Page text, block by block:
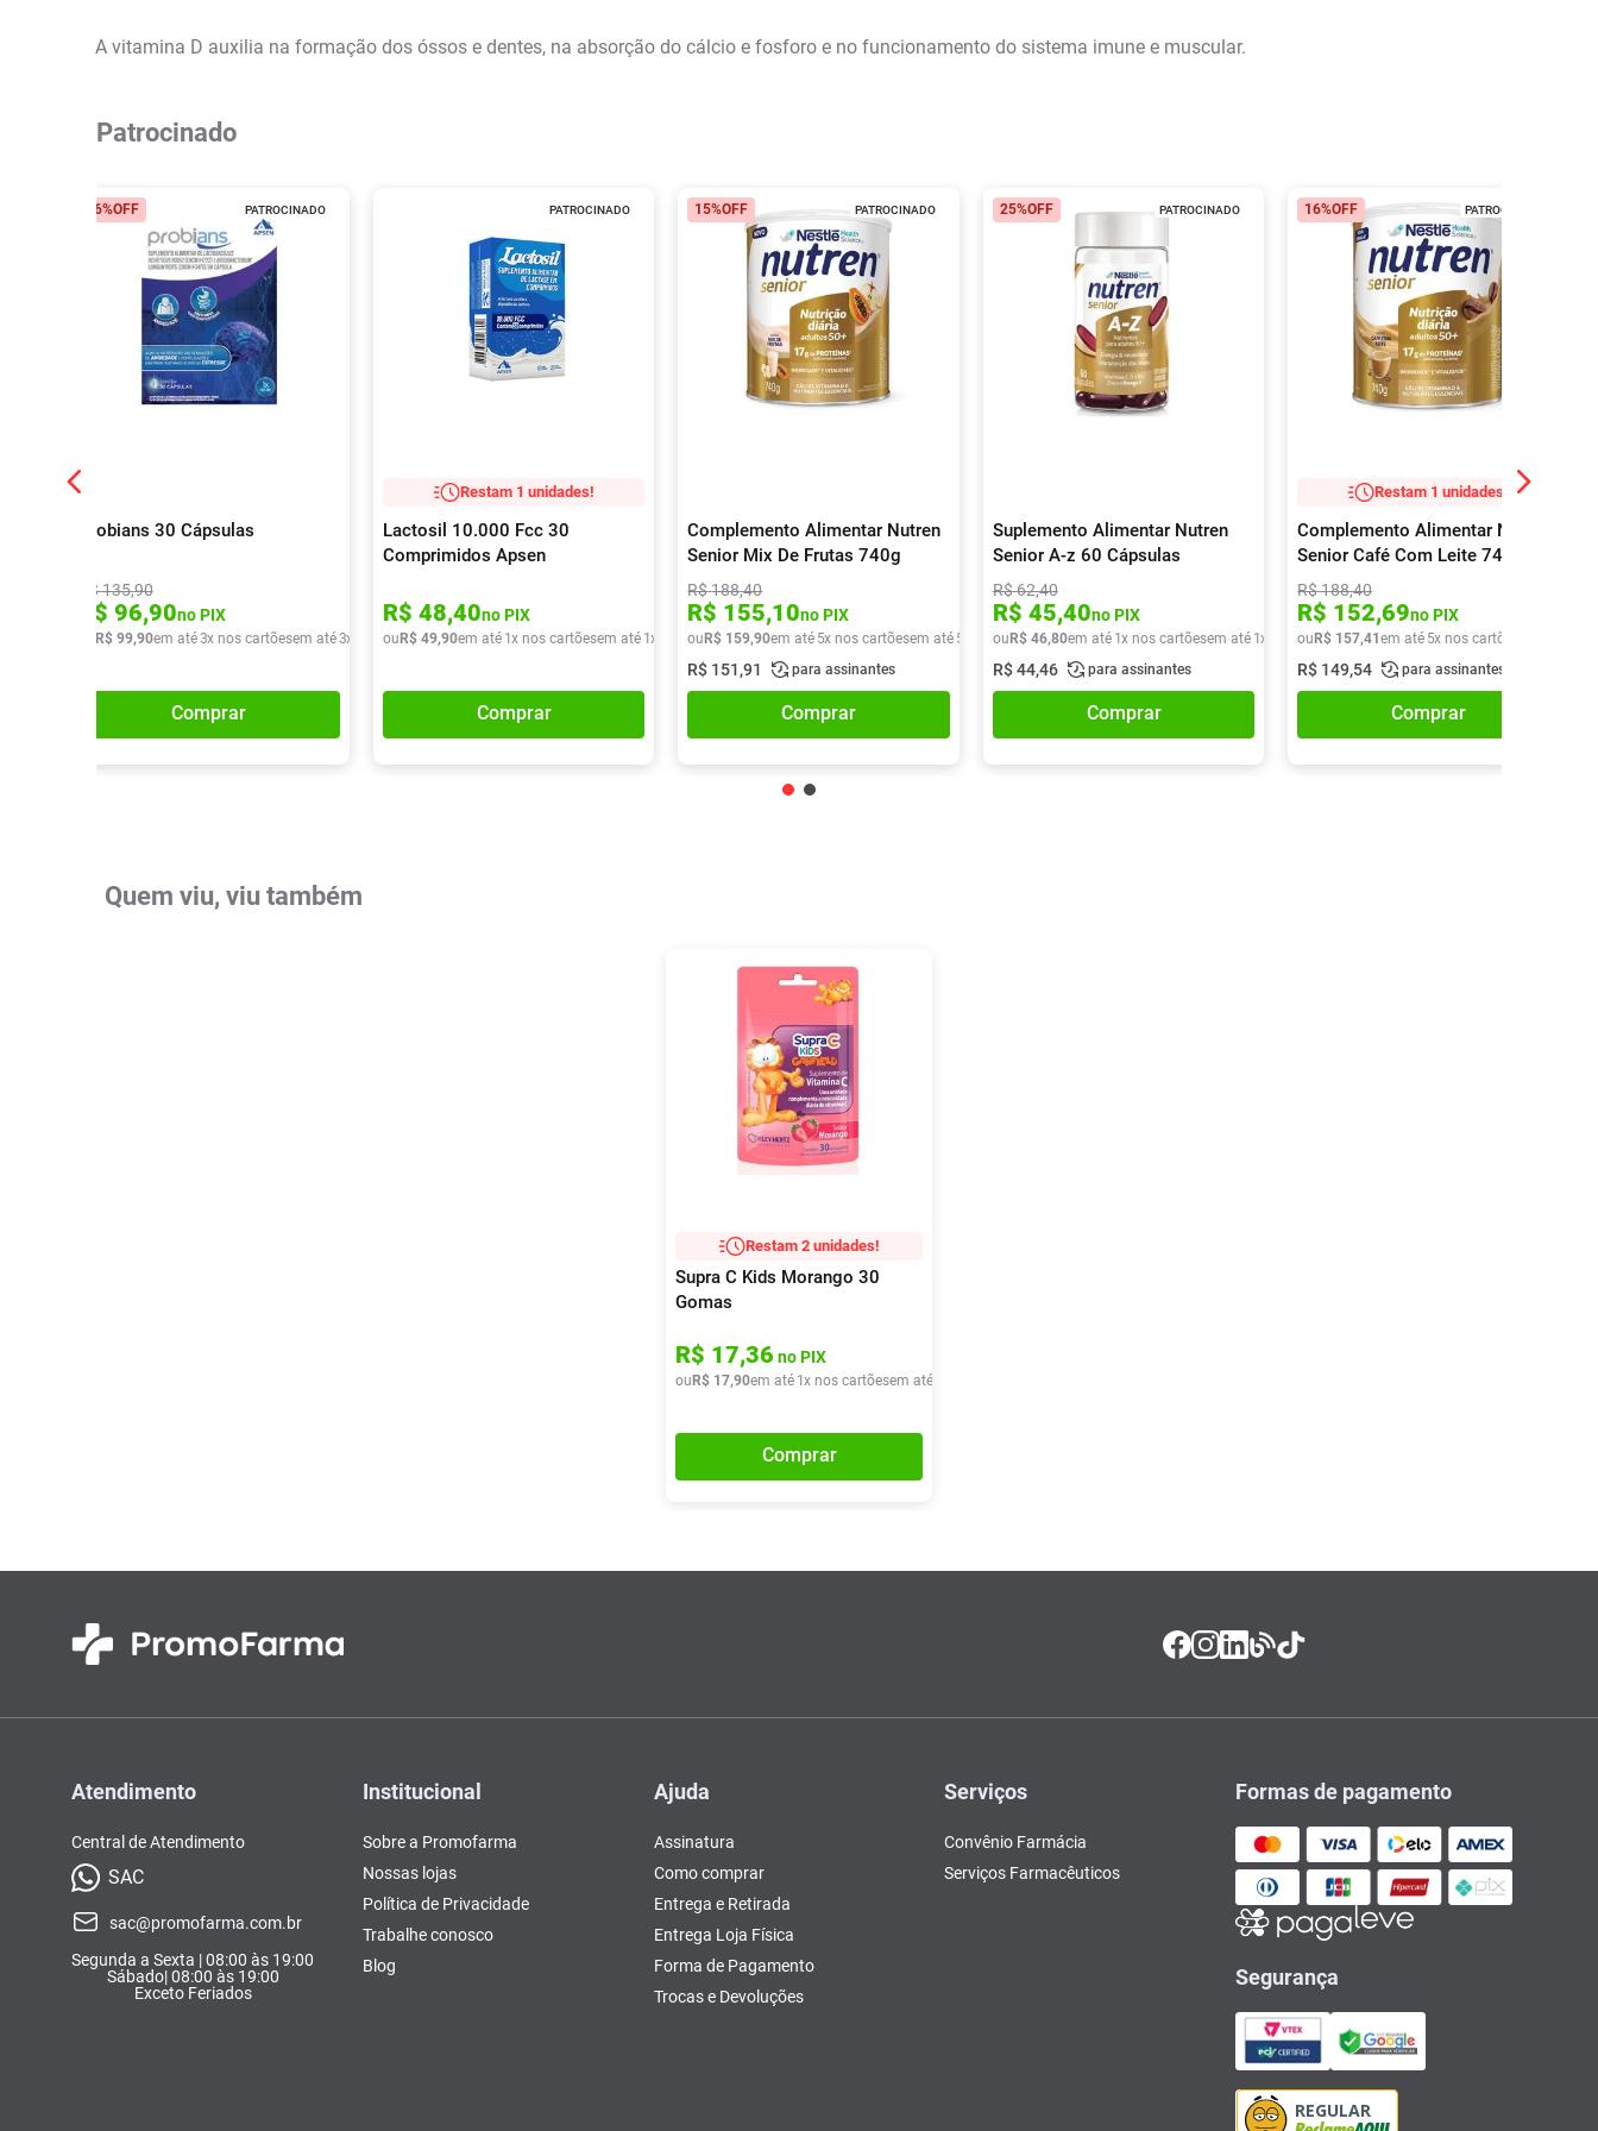
A vitamina D auxilia na formação dos óssos e dentes, na absorção do cálcio e fosforo e no funcionamento do sistema imune e muscular.
Patrocinado
PATROCINADO
26%OFF
Probians 30 Cápsulas
R$135,90
R$ 96,90no PIX
R$ 99,90em até3x nos cartõesem até3x de R$ 33,30
Comprar
PATROCINADO
Restam 1 unidades!
Lactosil 10.000 Fcc 30
Comprimidos Apsen
R$ 48,40no PIX
ou R$ 49,90em até 1x nos cartõesem até 1x de R$ 49,90
Comprar
PATROCINADO
15%OFF
Complemento Alimentar Nutren
Senior Mix De Frutas 740g
R$188,40
R$ 155,10no PIX
ou R$ 159,90em até 5x nos cartõesem até 5 R$ 31 ,98
R$ 151,91 para assinantes
Comprar
PATROCINADO
25%OFF
Suplemento Alimentar Nutren
Senior A-z 60 Cápsulas
R$62,40
R$ 45,40no PIX
ou R$ 46,80em até 1x nos cartõesem até 1x de R$ 46,80
R$44,46 para assinantes
Comprar
PATROCINADO
16%OFF
Restam 1 unidades!
Complemento Alimentar Nutren
Senior Café Com Leite 740g
R$188,40
R$ 152,69no PIX
ou R$ 157,41em até 5x nos cartões
R$ 149,54 para assinantes
Comprar
Quem viu, viu também
Restam 2 unidades!
Supra C Kids Morango 30
Gomas
R$ 17,36 no PIX
ou R$ 17,90em até 1x nos cartõesem até
Comprar
Atendimento
Central de Atendimento
SAC
sac@promofarma.com.br
Segunda a Sexta | 08:00 às 19:00
Sábado| 08:00 às 19:00
Exceto Feriados
Institucional
Sobre a Promofarma
Nossas lojas
Política de Privacidade
Trabalhe conosco
Blog
Ajuda
Assinatura
Como comprar
Entrega e Retirada
Entrega Loja Física
Forma de Pagamento
Trocas e Devoluções
Serviços
Convênio Farmácia
Serviços Farmacêuticos
Formas de pagamento
Segurança